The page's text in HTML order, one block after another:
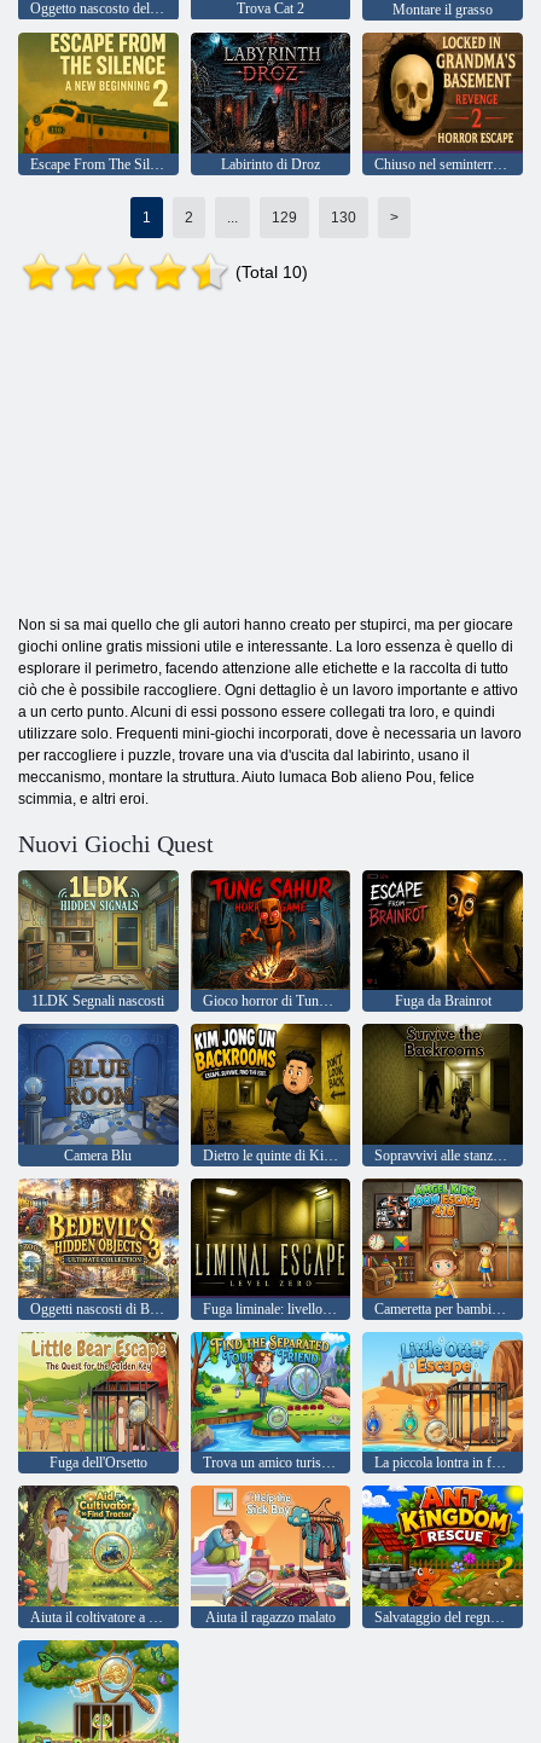
Trova Cat 2 Montare il grasso
Labirinto di Droz
1 2 129 130 >
(Total 10)
Non si sa mai quello che gli autori hanno creato per stupirci, ma per giocare
giochi online gratis missioni utile e interessante. La loro essenza è quello di
esplorare il perimetro, facendo attenzione alle etichette e la raccolta di tutto
ciò che è possibile raccogliere. Ogni dettaglio è un lavoro importante e attivo
a un certo punto. Alcuni di essi possono essere collegati tra loro, e quindi
utilizzare solo. Frequenti mini-giochi incorporati, dove è necessaria un lavoro
per raccogliere i puzzle, trovare una via d'uscita dal labirinto, usano il
meccanismo, montare la struttura. Aiuto lumaca Bob alieno Pou, felice
scimmia, e altri eroi.
Nuovi Giochi Quest
1LDK Segnali nascosti Gioco horror di Tung Sahur Fuga da Brainrot
Camera Blu Dietro le quinte di Kim Jong Un
Oggetti nascosti di Bedevil 3 Collezione definitiva Fuga liminale: livello zero Cameretta per bambini Amgel Escape 416
Fuga dell'Orsetto Trova un amico turista separato La piccola lontra in fuga
Aiuta il coltivatore a trovare il trattore Aiuta il ragazzo malato Salvataggio del regno delle formiche